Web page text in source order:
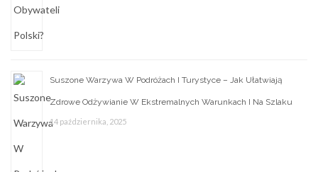
Suszone Warzywa W Podróżach I Turystyce – Jak Ułatwiają
Zdrowe Odżywianie W Ekstremalnych Warunkach I Na Szlaku
14 października, 2025